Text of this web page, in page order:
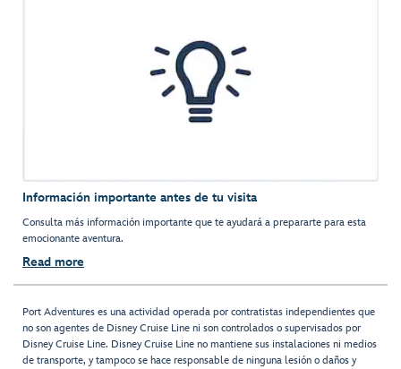
Información importante antes de tu visita
Consulta más información importante que te ayudará a prepararte para esta
emocionante aventura.
Read more
Port Adventures es una actividad operada por contratistas independientes que
no son agentes de Disney Cruise Line ni son controlados o supervisados por
Disney Cruise Line. Disney Cruise Line no mantiene sus instalaciones ni medios
de transporte, y tampoco se hace responsable de ninguna lesión o daños y